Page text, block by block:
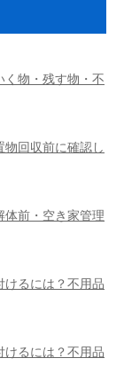
く物・残す物・不
回収前に確認し
体前・空き家管理
けるには？不用品
けるには？不用品